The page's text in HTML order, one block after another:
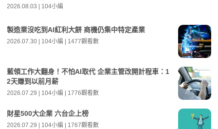
2026.08.03 | 104小編
製造業沒吃到AI紅利大餅 商機仍集中特定產業
2026.07.30 | 104小編 | 1477觀看數
藍領工作大翻身！不怕AI取代 企業主管改開計程車：1
2天賺到以前月薪
2026.07.29 | 104小編 | 1776觀看數
財星500大企業 六台企上榜
2026.07.29 | 104小編 | 1767觀看數